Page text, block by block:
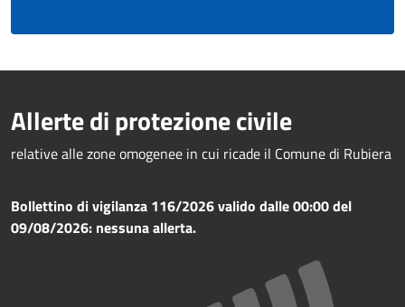
Allerte di protezione civile
relative alle zone omogenee in cui ricade il Comune di Rubiera
Bollettino di vigilanza 116/2026 valido dalle 00:00 del
09/08/2026: nessuna allerta.